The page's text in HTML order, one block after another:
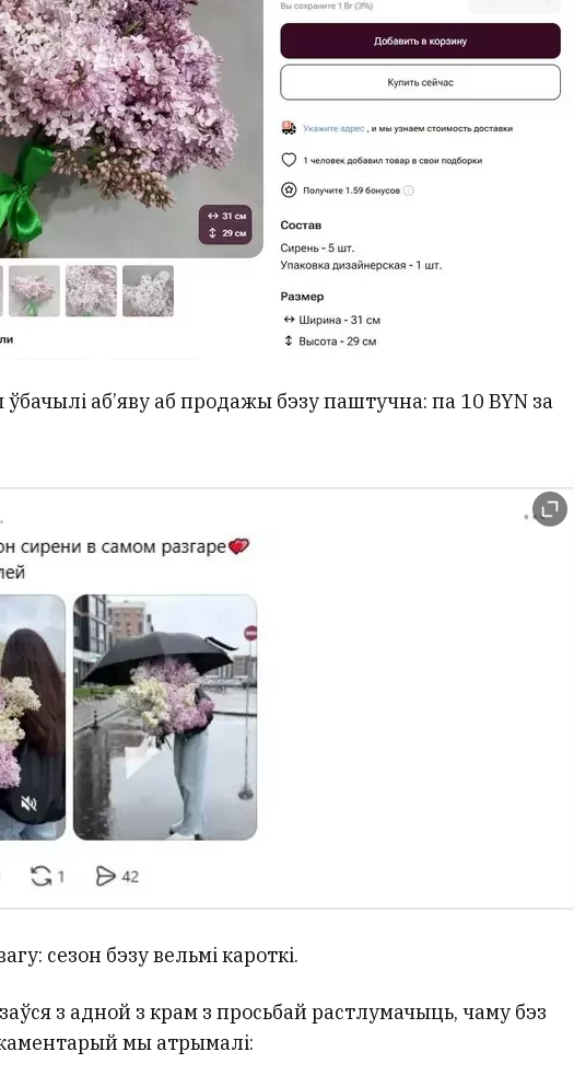
аб’яву аб продажы бэзу паштучна: па 10 BYN за
сезон бэзу вельмі кароткі.
з адной з крам з просьбай растлумачыць, чаму бэз
каментарый мы атрымалі: